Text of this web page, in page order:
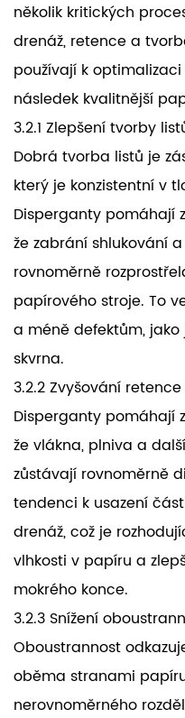
několik kritických
drenáž, retence a
používají k
následek kvalitnější
3.2.1 Zlepšení tvorby
Dobrá tvorba listů je
který je konzistentní v
Disperganty pomáhají
že zabrání shlukování
rovnoměrně
papírového stroje. To
a méně defektům,
skvrna.
3.2.2 Zvyšování
Disperganty pomáhají
že vlákna, plniva a
zůstávají rovnoměrně
tendenci k usazení
drenáž, což je
vlhkosti v papíru a
mokrého konce.
3.2.3 Snížení
Oboustrannost
oběma stranami
nerovnoměrného